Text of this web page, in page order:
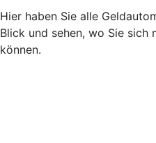
Hier haben Sie alle
Blick und sehen, wo Sie sich
können.